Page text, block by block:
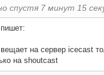
спустя 7 минут 15
пишет:
на сервер icecast
на shoutcast